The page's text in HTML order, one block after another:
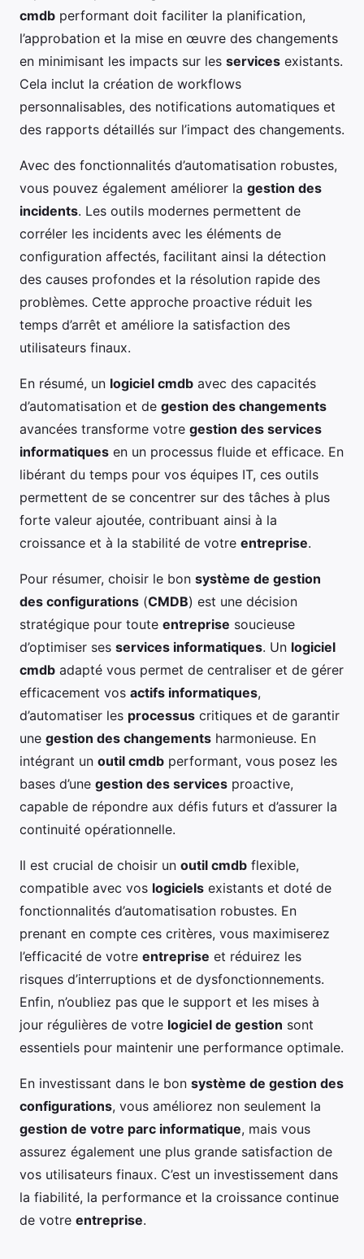
cmdb performant doit faciliter la planification,
l’approbation et la mise en œuvre des changements
en minimisant les impacts sur les services existants.
Cela inclut la création de workflows
personnalisables, des notifications automatiques et
des rapports détaillés sur l’impact des changements.
Avec des fonctionnalités d’automatisation robustes,
vous pouvez également améliorer la gestion des
incidents. Les outils modernes permettent de
corréler les incidents avec les éléments de
configuration affectés, facilitant ainsi la détection
des causes profondes et la résolution rapide des
problèmes. Cette approche proactive réduit les
temps d’arrêt et améliore la satisfaction des
utilisateurs finaux.
En résumé, un logiciel cmdb avec des capacités
d’automatisation et de gestion des changements
avancées transforme votre gestion des services
informatiques en un processus fluide et efficace. En
libérant du temps pour vos équipes IT, ces outils
permettent de se concentrer sur des tâches à plus
forte valeur ajoutée, contribuant ainsi à la
croissance et à la stabilité de votre entreprise.
Pour résumer, choisir le bon système de gestion
des configurations (CMDB) est une décision
stratégique pour toute entreprise soucieuse
d’optimiser ses services informatiques. Un logiciel
cmdb adapté vous permet de centraliser et de gérer
efficacement vos actifs informatiques,
d’automatiser les processus critiques et de garantir
une gestion des changements harmonieuse. En
intégrant un outil cmdb performant, vous posez les
bases d’une gestion des services proactive,
capable de répondre aux défis futurs et d’assurer la
continuité opérationnelle.
Il est crucial de choisir un outil cmdb flexible,
compatible avec vos logiciels existants et doté de
fonctionnalités d’automatisation robustes. En
prenant en compte ces critères, vous maximiserez
l’efficacité de votre entreprise et réduirez les
risques d’interruptions et de dysfonctionnements.
Enfin, n’oubliez pas que le support et les mises à
jour régulières de votre logiciel de gestion sont
essentiels pour maintenir une performance optimale.
En investissant dans le bon système de gestion des
configurations, vous améliorez non seulement la
gestion de votre parc informatique, mais vous
assurez également une plus grande satisfaction de
vos utilisateurs finaux. C’est un investissement dans
la fiabilité, la performance et la croissance continue
de votre entreprise.